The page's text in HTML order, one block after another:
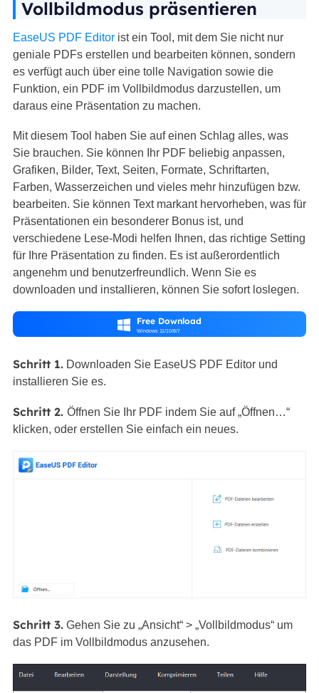
Vollbildmodus präsentieren
EaseUS PDF Editorist ein Tool, mit dem Sie nicht nur
geniale PDFs erstellen und bearbeiten können, sondern
es verfügt auch über eine tolle Navigation sowie die
Funktion, ein PDF im Vollbildmodus darzustellen, um
daraus eine Präsentation zu machen.
Mit diesem Tool haben Sie auf einen Schlag alles, was
Sie brauchen. Sie können Ihr PDF beliebig anpassen,
Grafiken, Bilder, Text, Seiten, Formate, Schriftarten,
Farben, Wasserzeichen und vieles mehr hinzufügen bzw.
bearbeiten. Sie können Text markant hervorheben, was für
Präsentationen ein besonderer Bonus ist, und
verschiedene Lese-Modi helfen Ihnen, das richtige Setting
für Ihre Präsentation zu finden. Es ist außerordentlich
angenehm und benutzerfreundlich. Wenn Sie es
downloaden und installieren, können Sie sofort loslegen.
 Free Download
Windows 11/10/8/7
Schritt 1.Downloaden Sie EaseUS PDF Editor und
installieren Sie es.
Schritt 2. Öffnen Sie Ihr PDF indem Sie auf „Öffnen…“
klicken, oder erstellen Sie einfach ein neues.
Schritt 3.Gehen Sie zu „Ansicht“ > „Vollbildmodus“ um
das PDF im Vollbildmodus anzusehen.